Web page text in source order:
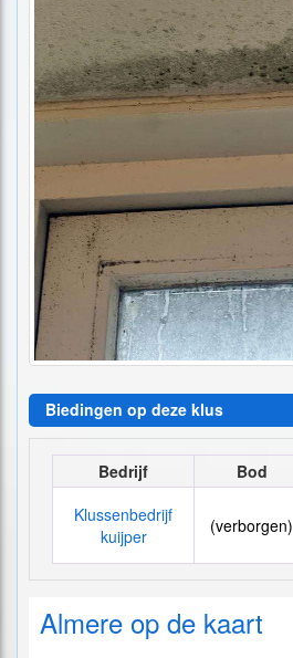
Biedingen op deze klus
Bedrijf Bod
Klussenbedrijf
kuijper
(verborgen)
Almere op de kaart